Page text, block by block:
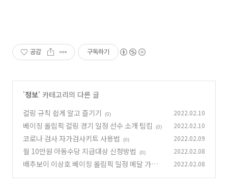
공감 구독하기
'정보' 카테고리의 다른 글
컬링 규칙 쉽게 알고 즐기기
(0) 2022.02.10
베이징 올림픽 컬링 경기 일정 선수 소개 팀킴 (0) 2022.02.10
코로나 검사 자가검사키트 사용법 (0) 2022.02.09
월 10만원 아동수당 지급대상 신청방법 (0) 2022.02.08
배추보이 이상호 베이징 올림픽 일정 메달 가능성 2022.02.08